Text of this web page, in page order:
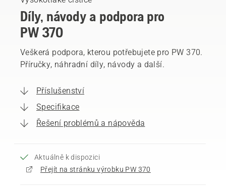
Díly, návody a podpora pro
PW 370
Veškerá podpora, kterou potřebujete pro PW 370.
Příručky, náhradní díly, návody a další.
Příslušenství
Specifikace
Řešení problémů a nápověda
Aktuálně k dispozici
Přejít na stránku výrobku PW 370